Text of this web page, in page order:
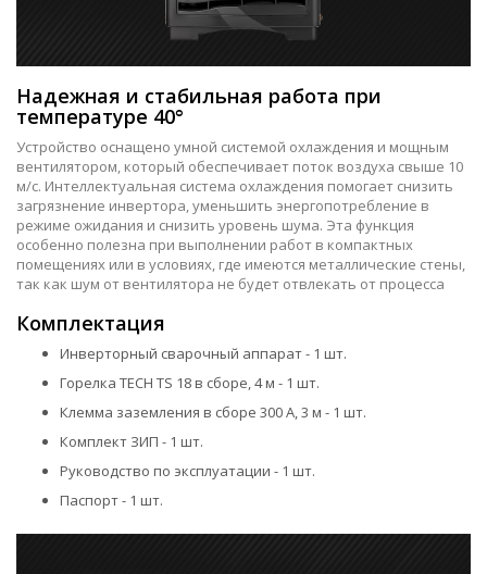
Надежная и стабильная работа при
температуре 40°
Устройство оснащено умной системой охлаждения и мощным
вентилятором, который обеспечивает поток воздуха свыше 10
м/с. Интеллектуальная система охлаждения помогает снизить
загрязнение инвертора, уменьшить энергопотребление в
режиме ожидания и снизить уровень шума. Эта функция
особенно полезна при выполнении работ в компактных
помещениях или в условиях, где имеются металлические стены,
так как шум от вентилятора не будет отвлекать от процесса
Комплектация
Инверторный сварочный аппарат - 1 шт.
Горелка TECH TS 18 в сборе, 4 м - 1 шт.
Клемма заземления в сборе 300 А, 3 м - 1 шт.
Комплект ЗИП - 1 шт.
Руководство по эксплуатации - 1 шт.
Паспорт - 1 шт.